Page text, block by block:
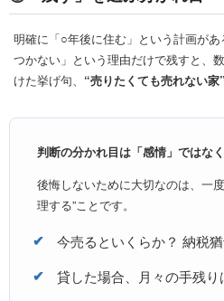
明確に「○年後に住む」という計画が
つかない」という理由だけで残すと、
けた挙げ句、 “売りたくても売れない家”
判断の分かれ目は「感情」ではなく
後悔しないために大切なのは、一
理する”ことです。
今売るといくらか？ 納税
貸した場合、月々の手残り